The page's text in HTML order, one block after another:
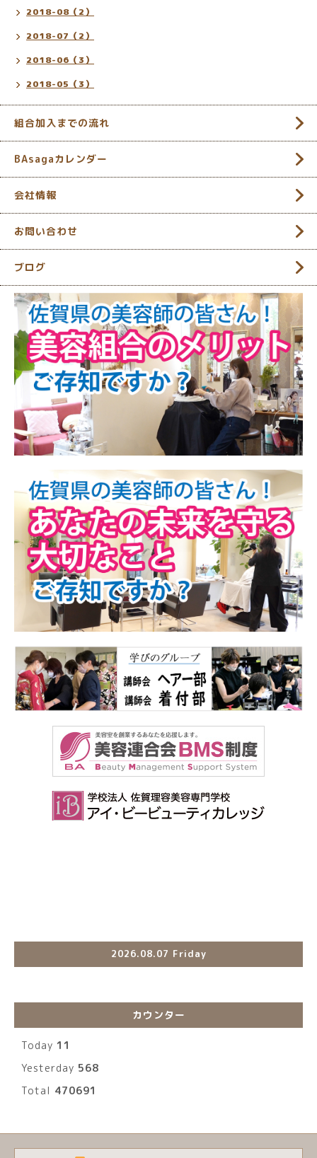
2018-08（2）
2018-07（2）
2018-06（3）
2018-05（3）
組合加入までの流れ
BAsagaカレンダー
会社情報
お問い合わせ
ブログ
2026.08.07 Friday
カウンター
Today 11
Yesterday 568
Total 470691